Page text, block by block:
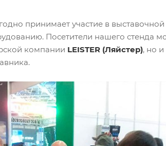
принимает участие в
Посетители нашего стенда
компании LEISTER (Ляйстер), но